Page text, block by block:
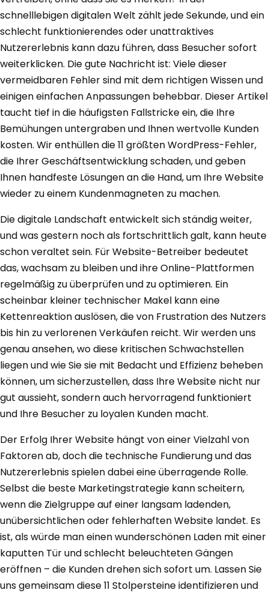
schnelllebigen digitalen Welt zählt jede Sekunde, und ein
schlecht funktionierendes oder unattraktives
Nutzererlebnis kann dazu führen, dass Besucher sofort
weiterklicken. Die gute Nachricht ist: Viele dieser
vermeidbaren Fehler sind mit dem richtigen Wissen und
einigen einfachen Anpassungen behebbar. Dieser Artikel
taucht tief in die häufigsten Fallstricke ein, die Ihre
Bemühungen untergraben und Ihnen wertvolle Kunden
kosten. Wir enthüllen die 11 größten WordPress-Fehler,
die Ihrer Geschäftsentwicklung schaden, und geben
Ihnen handfeste Lösungen an die Hand, um Ihre Website
wieder zu einem Kundenmagneten zu machen.
Die digitale Landschaft entwickelt sich ständig weiter,
und was gestern noch als fortschrittlich galt, kann heute
schon veraltet sein. Für Website-Betreiber bedeutet
das, wachsam zu bleiben und ihre Online-Plattformen
regelmäßig zu überprüfen und zu optimieren. Ein
scheinbar kleiner technischer Makel kann eine
Kettenreaktion auslösen, die von Frustration des Nutzers
bis hin zu verlorenen Verkäufen reicht. Wir werden uns
genau ansehen, wo diese kritischen Schwachstellen
liegen und wie Sie sie mit Bedacht und Effizienz beheben
können, um sicherzustellen, dass Ihre Website nicht nur
gut aussieht, sondern auch hervorragend funktioniert
und Ihre Besucher zu loyalen Kunden macht.
Der Erfolg Ihrer Website hängt von einer Vielzahl von
Faktoren ab, doch die technische Fundierung und das
Nutzererlebnis spielen dabei eine überragende Rolle.
Selbst die beste Marketingstrategie kann scheitern,
wenn die Zielgruppe auf einer langsam ladenden,
unübersichtlichen oder fehlerhaften Website landet. Es
ist, als würde man einen wunderschönen Laden mit einer
kaputten Tür und schlecht beleuchteten Gängen
eröffnen – die Kunden drehen sich sofort um. Lassen Sie
uns gemeinsam diese 11 Stolpersteine identifizieren und